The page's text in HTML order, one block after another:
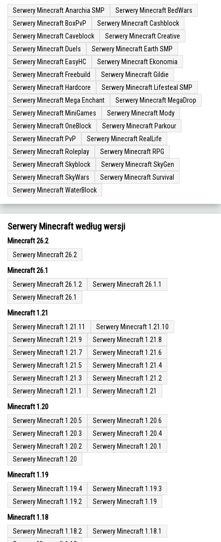
Serwery Minecraft Anarchia SMP
Serwery Minecraft BedWars
Serwery Minecraft BoxPvP
Serwery Minecraft Cashblock
Serwery Minecraft Caveblock
Serwery Minecraft Creative
Serwery Minecraft Duels
Serwery Minecraft Earth SMP
Serwery Minecraft EasyHC
Serwery Minecraft Ekonomia
Serwery Minecraft Freebuild
Serwery Minecraft Gildie
Serwery Minecraft Hardcore
Serwery Minecraft Lifesteal SMP
Serwery Minecraft Mega Enchant
Serwery Minecraft MegaDrop
Serwery Minecraft MiniGames
Serwery Minecraft Mody
Serwery Minecraft OneBlock
Serwery Minecraft Parkour
Serwery Minecraft PvP
Serwery Minecraft RealLife
Serwery Minecraft Roleplay
Serwery Minecraft RPG
Serwery Minecraft Skyblock
Serwery Minecraft SkyGen
Serwery Minecraft SkyWars
Serwery Minecraft Survival
Serwery Minecraft WaterBlock
Serwery Minecraft według wersji
Minecraft 26.2
Serwery Minecraft 26.2
Minecraft 26.1
Serwery Minecraft 26.1.2
Serwery Minecraft 26.1.1
Serwery Minecraft 26.1
Minecraft 1.21
Serwery Minecraft 1.21.11
Serwery Minecraft 1.21.10
Serwery Minecraft 1.21.9
Serwery Minecraft 1.21.8
Serwery Minecraft 1.21.7
Serwery Minecraft 1.21.6
Serwery Minecraft 1.21.5
Serwery Minecraft 1.21.4
Serwery Minecraft 1.21.3
Serwery Minecraft 1.21.2
Serwery Minecraft 1.21.1
Serwery Minecraft 1.21
Minecraft 1.20
Serwery Minecraft 1.20.5
Serwery Minecraft 1.20.6
Serwery Minecraft 1.20.3
Serwery Minecraft 1.20.4
Serwery Minecraft 1.20.2
Serwery Minecraft 1.20.1
Serwery Minecraft 1.20
Minecraft 1.19
Serwery Minecraft 1.19.4
Serwery Minecraft 1.19.3
Serwery Minecraft 1.19.2
Serwery Minecraft 1.19
Minecraft 1.18
Serwery Minecraft 1.18.2
Serwery Minecraft 1.18.1